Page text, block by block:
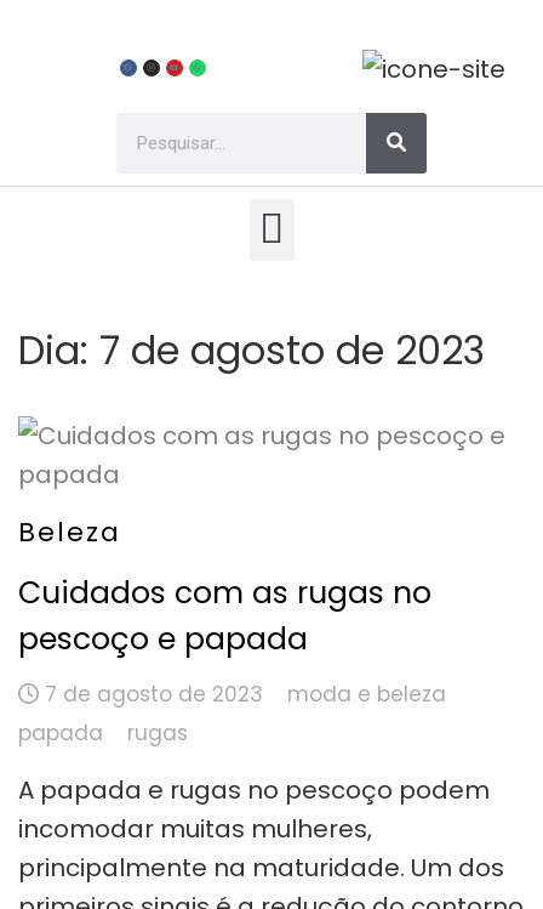
Dia: 7 de agosto de 2023
Beleza
Cuidados com as rugas no
pescoço e papada
7 de agosto de 2023
moda e beleza
papada
rugas
A papada e rugas no pescoço podem
incomodar muitas mulheres,
principalmente na maturidade. Um dos